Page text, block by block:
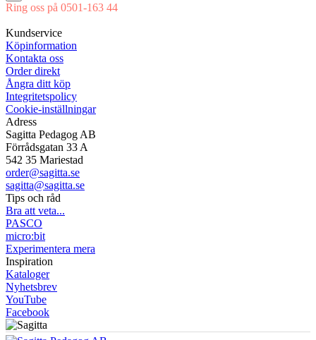
Ring oss på 0501-163 44
Kundservice
Köpinformation
Kontakta oss
Order direkt
Ångra ditt köp
Integritetspolicy
Cookie-inställningar
Adress
Sagitta Pedagog AB
Förrådsgatan 33 A
542 35 Mariestad
order@sagitta.se
sagitta@sagitta.se
Tips och råd
Bra att veta...
PASCO
micro:bit
Experimentera mera
Inspiration
Kataloger
Nyhetsbrev
YouTube
Facebook